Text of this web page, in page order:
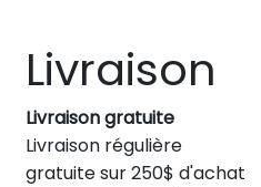
Livraison
Livraison gratuite
Livraison régulière
gratuite sur 250$ d'achat